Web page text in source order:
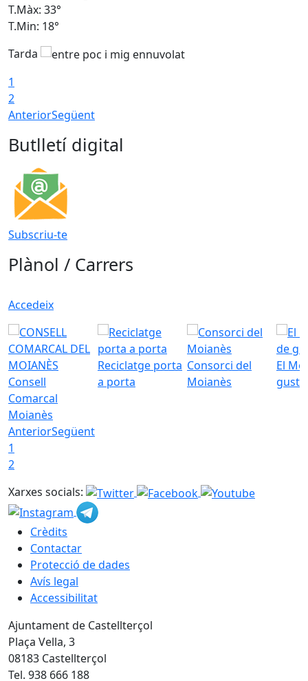
T.Màx: 33°
T.Min: 18°
Tarda
1
2
AnteriorSegüent
Butlletí digital
Subscriu-te
Plànol / Carrers
Accedeix
Consell
Comarcal
Moianès
Reciclatge porta
a porta
Consorci del
Moianès
El
gust
AnteriorSegüent
1
2
Xarxes socials:
Crèdits
Contactar
Protecció de dades
Avís legal
Accessibilitat
Ajuntament de Castellterçol
Plaça Vella, 3
08183 Castellterçol
Tel. 938 666 188